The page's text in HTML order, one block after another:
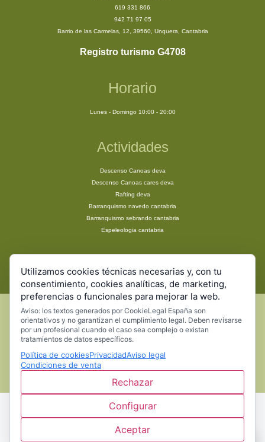
619 331 866
942 71 97 05
Barrio de las Carmelas, 12, 39560, Unquera, Cantabria
Registro turismo G4708
Horario
Lunes - Domingo 10:00 - 20:00
Actividades
Descenso Canoas deva
Descenso Canoas cares deva
Rafting deva
Barranquismo navedo cantabria
Barranquismo sebrando cantabria
Espeleologia cantabria
Vía ferrata cantabria
Excursiones Escolares
© 2019 diseño gráfico y desarrollo web por Gelmarine
Utilizamos cookies técnicas necesarias y, con tu
consentimiento, cookies analíticas, de marketing,
preferencias o funcionales para mejorar la web.
Aviso: los textos generados por CookieLegal España son
orientativos y no garantizan el cumplimiento legal. Deben revisarse
por un profesional cuando el caso sea complejo o existan
tratamientos de datos específicos.
Política de cookiesPrivacidadAviso legal
Condiciones de venta
Rechazar
Configurar
Aceptar